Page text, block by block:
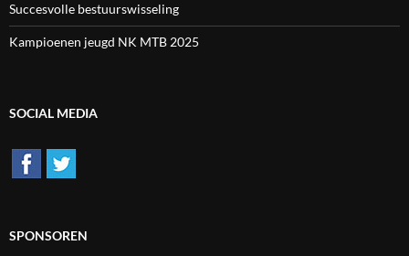
Succesvolle bestuurswisseling
Kampioenen jeugd NK MTB 2025
SOCIAL MEDIA
SPONSOREN